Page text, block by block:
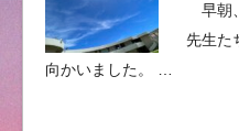
早朝
先生た
向かいました。 …